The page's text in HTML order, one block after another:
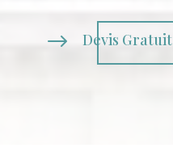
$ Devis Gratuit